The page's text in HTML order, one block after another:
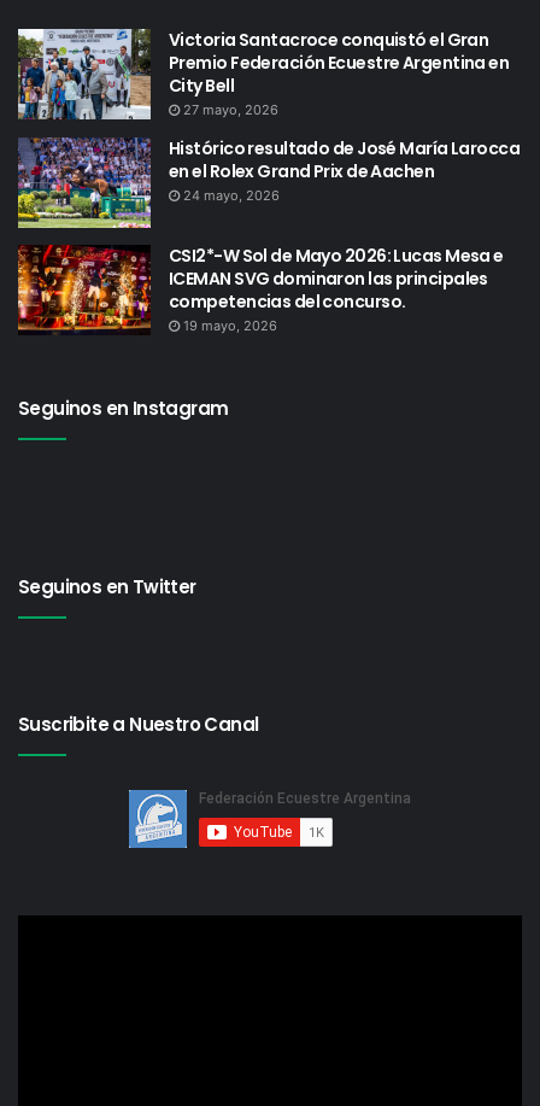
Victoria Santacroce conquistó el Gran
Premio Federación Ecuestre Argentina en
City Bell
27 mayo, 2026
Histórico resultado de José María Larocca
en el Rolex Grand Prix de Aachen
24 mayo, 2026
CSI2*-W Sol de Mayo 2026: Lucas Mesa e
ICEMAN SVG dominaron las principales
competencias del concurso.
19 mayo, 2026
Seguinos en Instagram
Seguinos en Twitter
Suscribite a Nuestro Canal